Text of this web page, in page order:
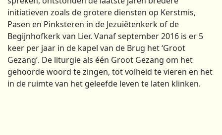
initiatieven zoals de grotere diensten op Kerstmis,
Pasen en Pinksteren in de Jezuiëtenkerk of de
Begijnhofkerk van Lier. Vanaf september 2016 is er 5
keer per jaar in de kapel van de Brug het ‘Groot
Gezang’. De liturgie als één Groot Gezang om het
gehoorde woord te zingen, tot volheid te vieren en het
in de ruimte van het geleefde leven te laten klinken.